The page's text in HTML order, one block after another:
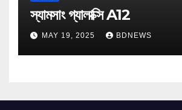
স্যামসাং গ্যালাক্সি A12
MAY 19, 2025 BDNEWS